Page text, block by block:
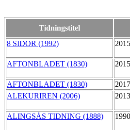
Tidningstitel
8 SIDOR (1992)
AFTONBLADET (1830)
AFTONBLADET (1830)
ALEKURIREN (2006)
ALINGSÅS TIDNING (1888)